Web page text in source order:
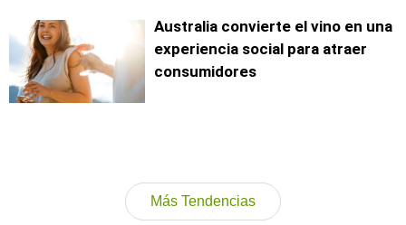
Australia convierte el vino en una
experiencia social para atraer
consumidores
Más Tendencias